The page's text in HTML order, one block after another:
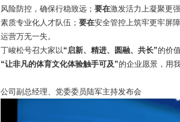
风险防控，确保行稳致远； 要在激发活力上凝聚更
素质专业化人才队伍； 要在安全管控上筑牢更牢屏障
运营万无一失。
丁峻松号召大家以 “启新、精进、圆融、共长”的价
“让非凡的体育文化体验触手可及”的企业愿景，用
公司副总经理、党委委员陆军主持发布会